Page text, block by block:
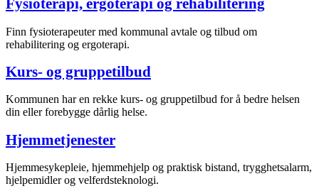
Fysioterapi, ergoterapi og rehabilitering
Finn fysioterapeuter med kommunal avtale og tilbud om
rehabilitering og ergoterapi.
Kurs- og gruppetilbud
Kommunen har en rekke kurs- og gruppetilbud for å bedre helsen
din eller forebygge dårlig helse.
Hjemmetjenester
Hjemmesykepleie, hjemmehjelp og praktisk bistand, trygghetsalarm,
hjelpemidler og velferdsteknologi.